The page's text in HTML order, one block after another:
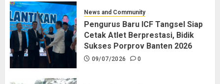
News and Community
Pengurus Baru ICF Tangsel Siap
Cetak Atlet Berprestasi, Bidik
Sukses Porprov Banten 2026
09/07/2026 0